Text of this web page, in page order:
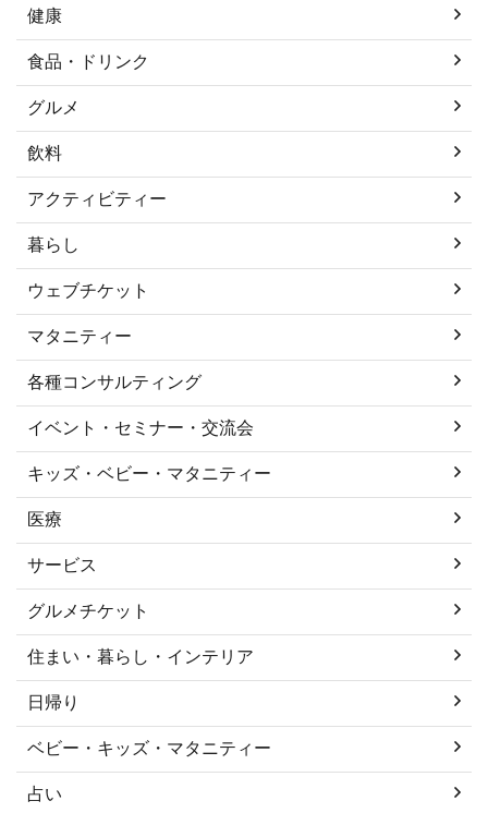
健康
食品・ドリンク
グルメ
飲料
アクティビティー
暮らし
ウェブチケット
マタニティー
各種コンサルティング
イベント・セミナー・交流会
キッズ・ベビー・マタニティー
医療
サービス
グルメチケット
住まい・暮らし・インテリア
日帰り
ベビー・キッズ・マタニティー
占い